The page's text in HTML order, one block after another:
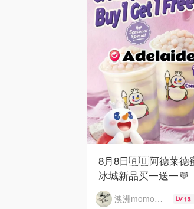
8月8日🇦🇺阿德莱德
冰城新品买一送一💜
澳洲momo爱吃 13